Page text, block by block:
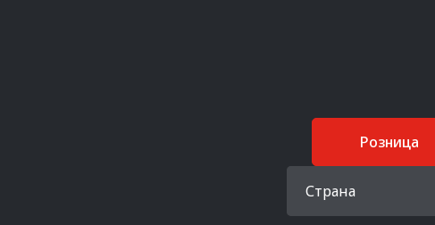
Розница
Страна